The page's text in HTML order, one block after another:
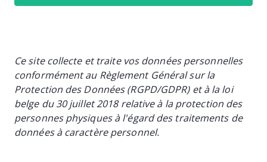
Ce site collecte et traite vos données personnelles
conformément au Règlement Général sur la
Protection des Données (RGPD/GDPR) et à la loi
belge du 30 juillet 2018 relative à la protection des
personnes physiques à l'égard des traitements de
données à caractère personnel.